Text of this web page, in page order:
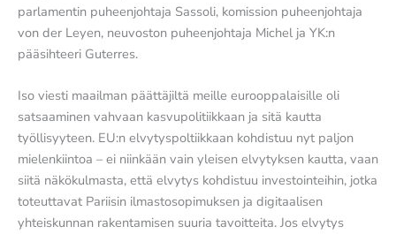
parlamentin puheenjohtaja Sassoli, komission puheenjohtaja
von der Leyen, neuvoston puheenjohtaja Michel ja YK:n
pääsihteeri Guterres.
Iso viesti maailman päättäjiltä meille eurooppalaisille oli
satsaaminen vahvaan kasvupolitiikkaan ja sitä kautta
työllisyyteen. EU:n elvytyspoltiikkaan kohdistuu nyt paljon
mielenkiintoa – ei niinkään vain yleisen elvytyksen kautta, vaan
siitä näkökulmasta, että elvytys kohdistuu investointeihin, jotka
toteuttavat Pariisin ilmastosopimuksen ja digitaalisen
yhteiskunnan rakentamisen suuria tavoitteita. Jos elvytys